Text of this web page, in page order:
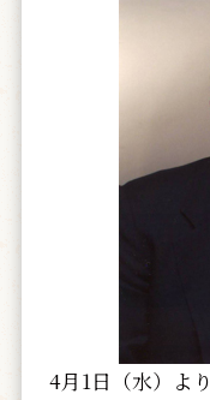
4月1日（水）よ